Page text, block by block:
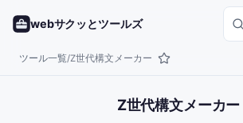
webサクッとツールズ
ツール一覧/Z世代構文メーカー
Z世代構文メーカー